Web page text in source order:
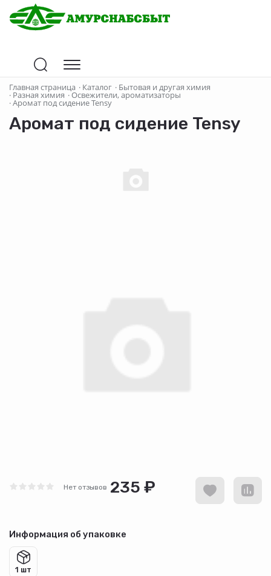
Главная страница · Каталог · Бытовая и другая химия
· Разная химия ·Освежители, ароматизаторы
·Аромат под сидение Tensy
Аромат под сидение Tensy
Нет отзывов 235 ₽
Информация об упаковке
1 шт